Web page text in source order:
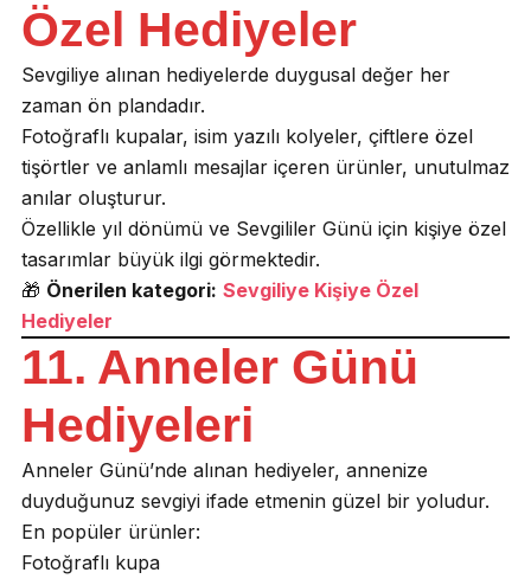
Özel Hediyeler
Sevgiliye alınan hediyelerde duygusal değer her
zaman ön plandadır.
Fotoğraflı kupalar, isim yazılı kolyeler, çiftlere özel
tişörtler ve anlamlı mesajlar içeren ürünler, unutulmaz
anılar oluşturur.
Özellikle yıl dönümü ve Sevgililer Günü için kişiye özel
tasarımlar büyük ilgi görmektedir.
🎁 Önerilen kategori: Sevgiliye Kişiye Özel
Hediyeler
11. Anneler Günü
Hediyeleri
Anneler Günü’nde alınan hediyeler, annenize
duyduğunuz sevgiyi ifade etmenin güzel bir yoludur.
En popüler ürünler:
Fotoğraflı kupa